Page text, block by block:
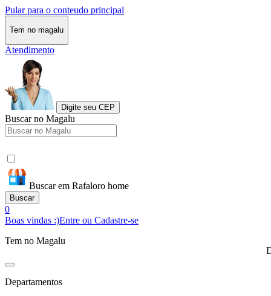
Pular para o conteudo principal
Tem no magalu
Atendimento
Digite seu CEP
Buscar no Magalu
Buscar em Rafaloro home
Buscar
0
Boas vindas :)Entre ou Cadastre-se
Tem no Magalu
Departamentos